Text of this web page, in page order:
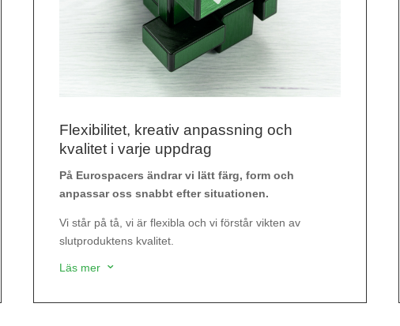
Flexibilitet, kreativ anpassning och
kvalitet i varje uppdrag
På Eurospacers ändrar vi lätt färg, form och
anpassar oss snabbt efter situationen.
Vi står på tå, vi är flexibla och vi förstår vikten av
slutproduktens kvalitet.
Har du ett eget varumärke eller vill du att produkterna
betongytan? Fråga oss gärna så undersöker vi vad vi
Läs mer 3